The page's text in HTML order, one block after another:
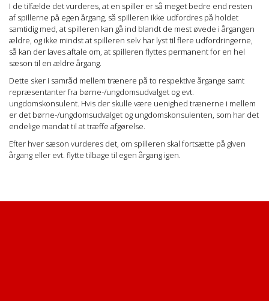
I de tilfælde det vurderes, at en spiller er så meget bedre end resten
af spillerne på egen årgang, så spilleren ikke udfordres på holdet
samtidig med, at spilleren kan gå ind blandt de mest øvede i årgangen
ældre, og ikke mindst at spilleren selv har lyst til flere udfordringerne,
så kan der laves aftale om, at spilleren flyttes permanent for en hel
sæson til en ældre årgang.
Dette sker i samråd mellem trænere på to respektive årgange samt
repræsentanter fra børne-/ungdomsudvalget og evt.
ungdomskonsulent. Hvis der skulle være uenighed trænerne i mellem
er det børne-/ungdomsudvalget og ungdomskonsulenten, som har det
endelige mandat til at træffe afgørelse.
Efter hver sæson vurderes det, om spilleren skal fortsætte på given
årgang eller evt. flytte tilbage til egen årgang igen.